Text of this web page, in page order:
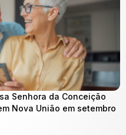
Senhora da Conceição
Nova União em setembro